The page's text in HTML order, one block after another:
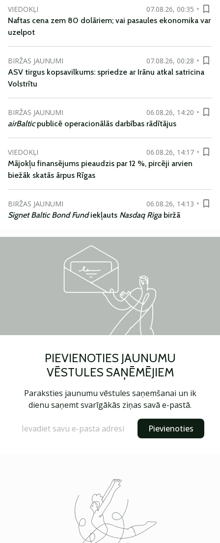
VIEDOKĻI
07.08.26, 00:35
Naftas cena zem 80 dolāriem; vai pasaules ekonomika var
uzelpot
BIRŽAS JAUNUMI
07.08.26, 00:28
ASV tirgus kopsavilkums: spriedze ar Irānu atkal satricina
Volstrītu
BIRŽAS JAUNUMI
06.08.26, 14:20
airBalticpublicē operacionālās darbības rādītājus
VIEDOKĻI
06.08.26, 14:17
Mājokļu finansējums pieaudzis par 12 %, pircēji arvien
biežāk skatās ārpus Rīgas
BIRŽAS JAUNUMI
06.08.26, 14:13
Signet Baltic Bond Fundiekļauts Nasdaq Riga biržā
PIEVIENOTIES JAUNUMU
VĒSTULES SAŅĒMĒJIEM
Paraksties jaunumu vēstules saņemšanai un ik
dienu saņemt svarīgākās ziņas savā e-pastā.
Pievienoties